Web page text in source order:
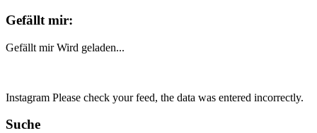
Gefällt mir:
Gefällt mir Wird geladen...
Instagram Please check your feed, the data was entered incorrectly.
Suche